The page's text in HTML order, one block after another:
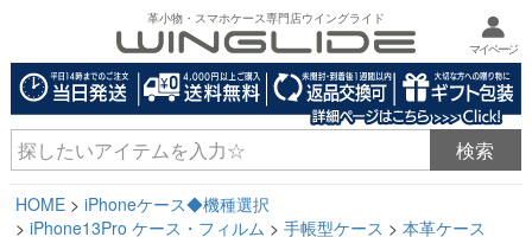
革小物・スマホケース専門店ウイングライド
マイページ
HOME
iPhoneケース◆機種選択
iPhone13Pro ケース・フィルム
手帳型ケース 本革ケース